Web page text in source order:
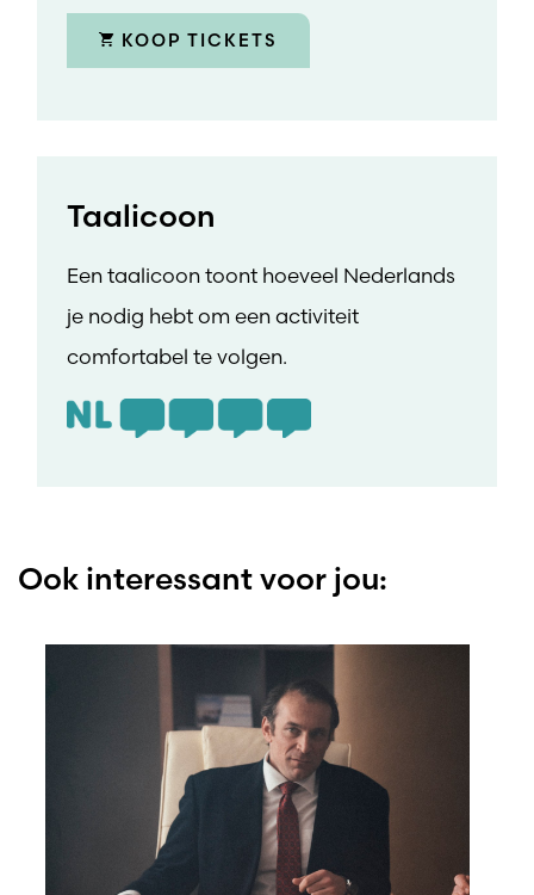
KOOP TICKETS
Taalicoon
Een taalicoon toont hoeveel Nederlands
je nodig hebt om een activiteit
comfortabel te volgen.
Ook interessant voor jou: